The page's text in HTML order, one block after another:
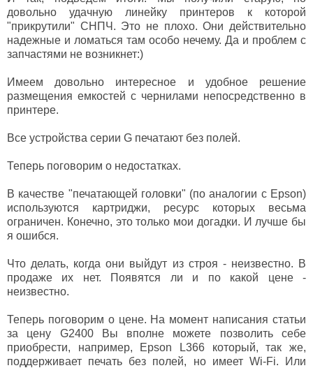
довольно удачную линейку принтеров к которой
"прикрутили" СНПЧ. Это не плохо. Они действительно
надежные и ломаться там особо нечему. Да и проблем с
запчастями не возникнет:)
Имеем довольно интересное и удобное решение
размещения емкостей с чернилами непосредственно в
принтере.
Все устройства серии G печатают без полей.
Теперь поговорим о недостатках.
В качестве "печатающей головки" (по аналогии с Epson)
используются картриджи, ресурс которых весьма
ограничен. Конечно, это только мои догадки. И лучше бы
я ошибся.
Что делать, когда они выйдут из строя - неизвестно. В
продаже их нет. Появятся ли и по какой цене -
неизвестно.
Теперь поговорим о цене. На момент написания статьи
за цену G2400 Вы вполне можете позволить себе
приобрести, например, Epson L366 который, так же,
поддерживает печать без полей, но имеет Wi-Fi. Или